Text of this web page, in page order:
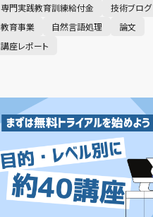
専門実践教育訓練給付金
技術ブログ
教育事業
自然言語処理
論文
講座レポート